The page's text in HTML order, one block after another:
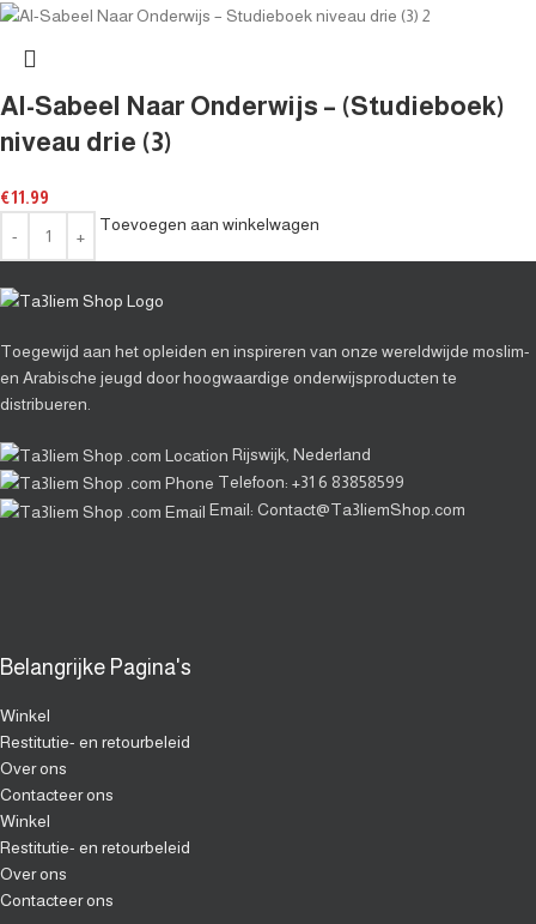
Al-Sabeel Naar Onderwijs – (Studieboek)
niveau drie (3)
€11.99
Toevoegen aan winkelwagen
Toegewijd aan het opleiden en inspireren van onze wereldwijde moslim-
en Arabische jeugd door hoogwaardige onderwijsproducten te
distribueren.
Rijswijk, Nederland
Telefoon: ⁦+31 6 83858599⁩
Email: Contact@Ta3liemShop.com
Belangrijke Pagina's
Winkel
Restitutie- en retourbeleid
Over ons
Contacteer ons
Winkel
Restitutie- en retourbeleid
Over ons
Contacteer ons